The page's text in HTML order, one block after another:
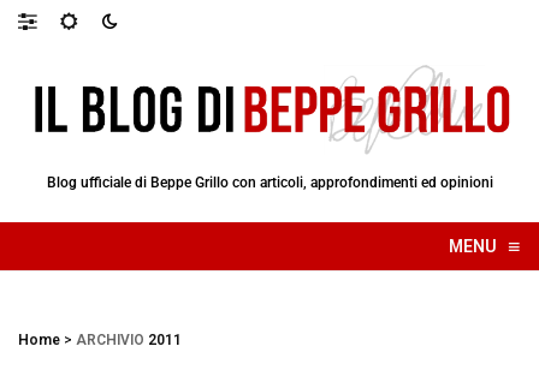
Blog ufficiale di Beppe Grillo con articoli, approfondimenti ed opinioni
MENU ≡
☰
Home > ARCHIVIO 2011